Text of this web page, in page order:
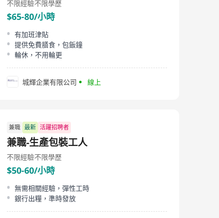
不限經驗不限學歷
$65-80/小時
有加班津貼
提供免費膳食，包飯鐘
輪休，不用輪更
城輝企業有限公司 線上
兼職 最新 活躍招聘者
兼職-生產包裝工人
不限經驗不限學歷
$50-60/小時
無需相關經驗，彈性工時
銀行出糧，準時發放